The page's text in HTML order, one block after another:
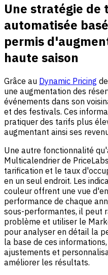
Une stratégie de
automatisée
permis
haute saison
Grâce au Dynamic Pricing
une augmentation des
événements dans son
et des festivals. Ces
pratiquer des tarifs plus
augmentant ainsi ses
Une autre fonctionnalité
Multicalendrier de
tarification et le taux
en un seul endroit. Les
couleur offrent une vue
performance de chaque
sous-performantes, il peut
problème et utiliser le
pour analyser en détail la
la base de ces
ajustements et
améliorer les résultats.